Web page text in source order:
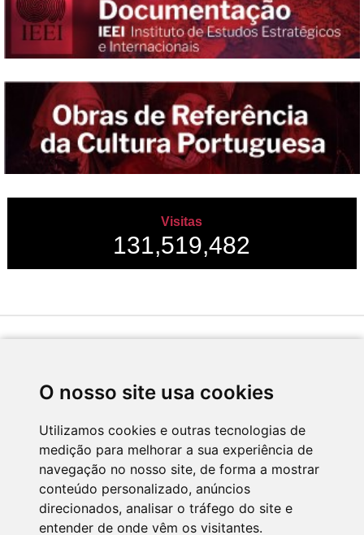
O nosso site usa cookies
Utilizamos cookies e outras tecnologias de
medição para melhorar a sua experiência de
navegação no nosso site, de forma a mostrar
conteúdo personalizado, anúncios
direcionados, analisar o tráfego do site e
entender de onde vêm os visitantes.
Visitas
131,519,482